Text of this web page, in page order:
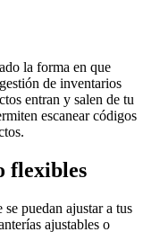
la forma en que
de inventarios
entran y salen de tu
escanear códigos
flexibles
puedan ajustar a tus
ajustables o